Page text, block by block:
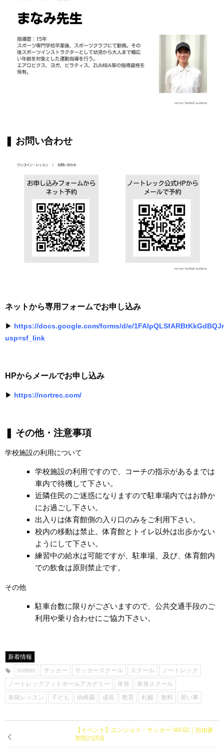
❚ お問い合わせ
ネットから専用フォームでお申し込み
▶︎ https://docs.google.com/forms/d/e/
usp=sf_link
HPからメールでお申し込み
▶︎ https://nortrec.com/
❚ その他・注意事項
学校施設の利用について
学校施設の利用ですので、コーチの指示があるまでは
車内で待機して下さい。
近隣住民のご迷惑になりますので駐車場内ではお静か
にお過ごし下さい。
出入りは体育館側の入り口のみをご利用下さい。
校内の移動は禁止。体育館とトイレ以外は出歩かない
ようにして下さい。
練習中の給水は可能ですが、駐車場、及び、体育館内
での飲食は原則禁止です。
その他
駐車台数に限り がございますので、 公共交通手段のご
利用や乗り合わせにご協力下さい。
新着情報
nortrec
サッカー サッカースクール スクール
ノートレック
ノートレックフットボールアカデミー
単発
単発スクール
単発レッスン
子ども 幼稚園 成長 教育 札幌 無料 習い事
【イベント】エンジョイ・サッカー Vol.02｜自由参
加型の試合